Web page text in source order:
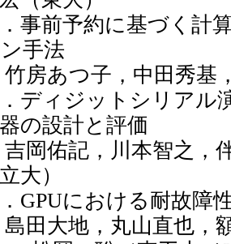
事前予約に基づく計
手法
あつ子，中田秀基，
ディジットシリアル
の設計と評価
佑記，川本智之，
大）
GPUにおける耐故障
大地，丸山直也，